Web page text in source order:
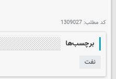
کد مطلب: 1309027
برچسب‌ها
نفت